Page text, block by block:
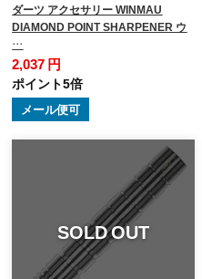
ダーツ アクセサリー WINMAU
DIAMOND POINT SHARPENER ウ
…
2,037 円
ポイント5倍
メール便可
SOLD OUT